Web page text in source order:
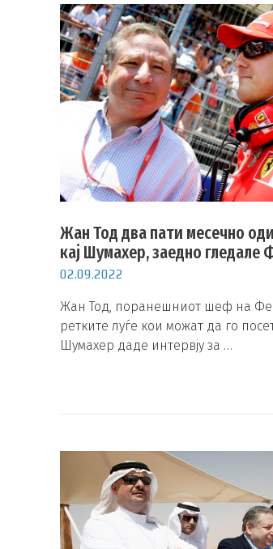
Жан Тод два пати месечно
кај Шумахер, заедно гледале
02.09.2022
Жан Тод, поранешниот шеф на
ретките луѓе кои можат да го
Шумахер даде интервју за …